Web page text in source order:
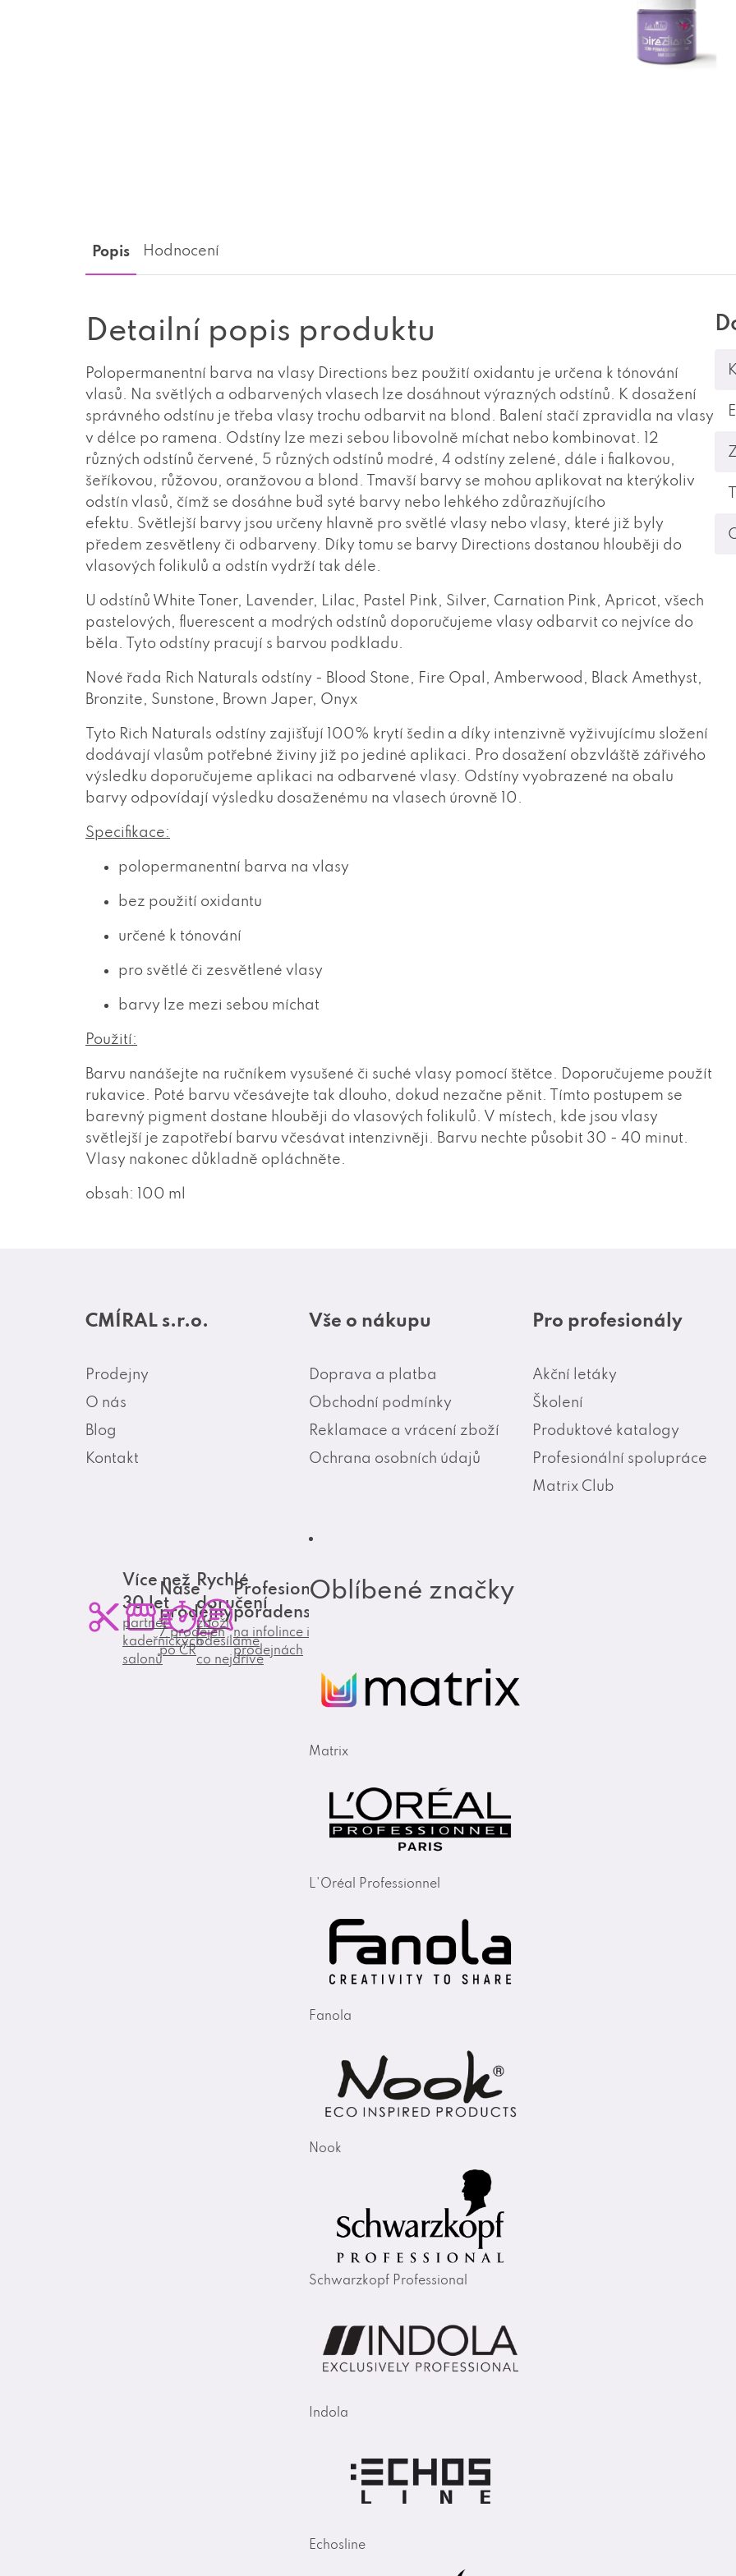
Popis Hodnocení
Detailní popis produktu
Polopermanentní barva na vlasy Directions bez použití oxidantu je určena k tónování
vlasů. Na světlých a odbarvených vlasech lze dosáhnout výrazných odstínů. K dosažení
správného odstínu je třeba vlasy trochu odbarvit na blond. Balení stačí zpravidla na vlasy
v délce po ramena. Odstíny lze mezi sebou libovolně míchat nebo kombinovat. 12
různých odstínů červené, 5 různých odstínů modré, 4 odstíny zelené, dále i fialkovou,
šeříkovou, růžovou, oranžovou a blond. Tmavší barvy se mohou aplikovat na kterýkoliv
odstín vlasů, čímž se dosáhne buď syté barvy nebo lehkého zdůrazňujícího
efektu. Světlejší barvy jsou určeny hlavně pro světlé vlasy nebo vlasy, které již byly
předem zesvětleny či odbarveny. Díky tomu se barvy Directions dostanou hlouběji do
vlasových folikulů a odstín vydrží tak déle.
U odstínů White Toner, Lavender, Lilac, Pastel Pink, Silver, Carnation Pink, Apricot, všech
pastelových, fluerescent a modrých odstínů doporučujeme vlasy odbarvit co nejvíce do
běla. Tyto odstíny pracují s barvou podkladu.
Nové řada Rich Naturals odstíny - Blood Stone, Fire Opal, Amberwood, Black Amethyst,
Bronzite, Sunstone, Brown Japer, Onyx
Tyto Rich Naturals odstíny zajišťují 100% krytí šedin a díky intenzivně vyživujícímu složení
dodávají vlasům potřebné živiny již po jediné aplikaci. Pro dosažení obzvláště zářivého
výsledku doporučujeme aplikaci na odbarvené vlasy. Odstíny vyobrazené na obalu
barvy odpovídají výsledku dosaženému na vlasech úrovně 10.
Specifikace:
polopermanentní barva na vlasy
bez použití oxidantu
určené k tónování
pro světlé či zesvětlené vlasy
barvy lze mezi sebou míchat
Použití:
Barvu nanášejte na ručníkem vysušené či suché vlasy pomocí štětce. Doporučujeme použít
rukavice. Poté barvu včesávejte tak dlouho, dokud nezačne pěnit. Tímto postupem se
barevný pigment dostane hlouběji do vlasových folikulů. V místech, kde jsou vlasy
světlejší je zapotřebí barvu včesávat intenzivněji. Barvu nechte působit 30 - 40 minut.
Vlasy nakonec důkladně opláchněte.
obsah: 100 ml
CMÍRAL s.r.o.
Prodejny
O nás
Blog
Kontakt
Vše o nákupu
Doprava a platba
Obchodní podmínky
Reklamace a vrácení zboží
Ochrana osobních údajů
Pro profesionály
Akční letáky
Školení
Produktové katalogy
Profesionální spolupráce
Matrix Club
Více než
30 let
partner
kadeřnických
salonů
Naše
prodejny
7 prodejen
po ČR
Rychlé
doručení
zboží
odesíláme
co nejdříve
Profesionální
poradenství
na infolince i
prodejnách
Oblíbené značky
Matrix
L'Oréal Professionnel
Fanola
Nook
Schwarzkopf Professional
Indola
Echosline